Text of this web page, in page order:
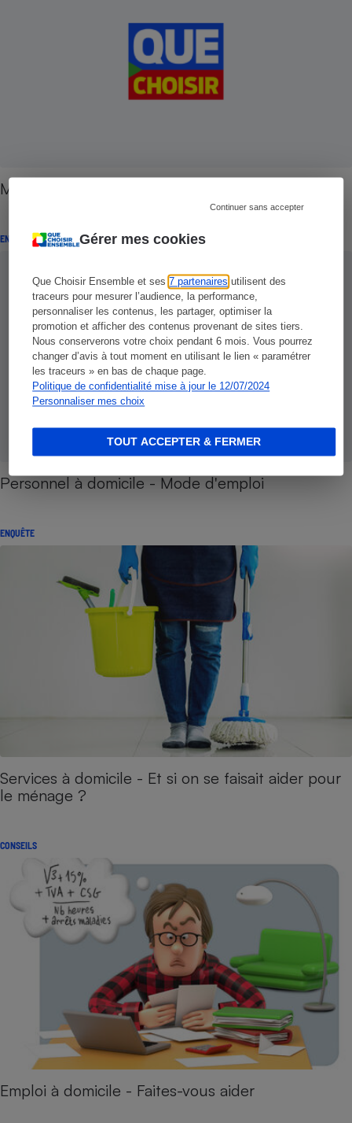
Gérer mes cookies
Que Choisir Ensemble et ses7 partenaires utilisent des
traceurs pour mesurer l’audience, la performance,
personnaliser les contenus, les partager, optimiser la
promotion et afficher des contenus provenant de sites tiers.
Nous conserverons votre choix pendant 6 mois. Vous pourrez
changer d’avis à tout moment en utilisant le lien « paramétrer
les traceurs » en bas de chaque page.
Politique de confidentialité mise à jour le 12/07/2024
Personnaliser mes choix
Continuer sans accepter
TOUT ACCEPTER & FERMER
Maintien à domicile - Il faut s'accrocher
ENQUÊTE
Personnel à domicile - Mode d'emploi
ENQUÊTE
Services à domicile - Et si on se faisait aider pour
le ménage ?
CONSEILS
Emploi à domicile - Faites-vous aider